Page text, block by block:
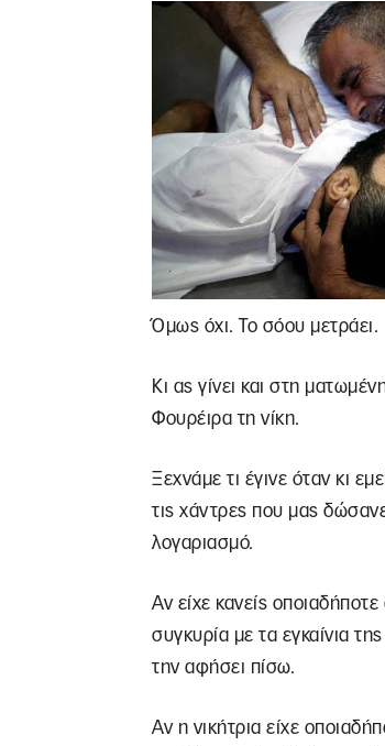
Όμως όχι. Το σόου μετράει.
Κι ας γίνει και στη
Φουρέιρα τη νίκη.
Ξεχνάμε τι έγινε όταν κι
τις χάντρες που μας
λογαριασμό.
Αν είχε κανείς
συγκυρία με τα εγκαίνια
την αφήσει πίσω.
Αν η νικήτρια είχε